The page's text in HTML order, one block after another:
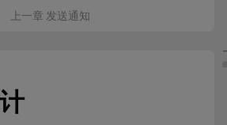
上一章 发送通知